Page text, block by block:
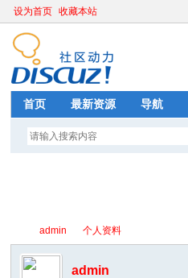
设为首页 收藏本站
首页 最新资源 导航
admin 个人资料
admin